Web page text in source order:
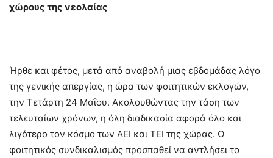
χώρους της νεολαίας
Ήρθε και φέτος, μετά από αναβολή μιας εβδομάδας λόγο
της γενικής απεργίας, η ώρα των φοιτητικών εκλογών,
την Τετάρτη 24 Μαΐου. Ακολουθώντας την τάση των
τελευταίων χρόνων, η όλη διαδικασία αφορά όλο και
λιγότερο τον κόσμο των ΑΕΙ και ΤΕΙ της χώρας. Ο
φοιτητικός συνδικαλισμός προσπαθεί να αντλήσει το